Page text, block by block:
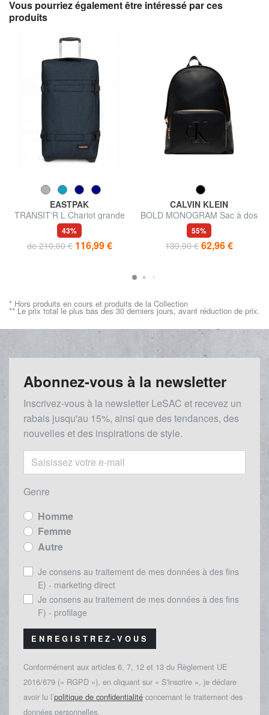
Vous pourriez également être intéressé par ces
produits
EASTPAK
TRANSIT'R L Chariot grande
taille
43%
de 210,00 € 116,99 €
CALVIN KLEIN
BOLD MONOGRAM Sac à dos
pour femme
55%
139,90 € 62,96 €
* Hors produits en cours et produits de la Collection
** Le prix total le plus bas des 30 derniers jours, avant réduction de prix.
Abonnez-vous à la newsletter
Inscrivez-vous à la newsletter LeSAC et recevez un
rabais jusqu'au 15%, ainsi que des tendances, des
nouvelles et des inspirations de style.
Genre
Homme
Femme
Autre
Je consens au traitement de mes données à des fins
E) - marketing direct
Je consens au traitement de mes données à des fins
F) - profilage
ENREGISTREZ-VOUS
Conformément aux articles 6, 7, 12 et 13 du Règlement UE
2016/679 (« RGPD »), en cliquant sur « S'inscrire », je déclare
avoir lu l’politique de confidentialité concernant le traitement des
données personnelles.